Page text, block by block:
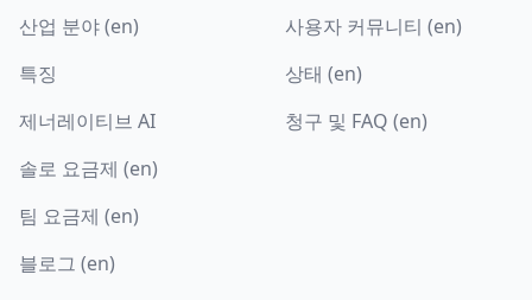
산업 분야 (en)
특징
제너레이티브 AI
솔로 요금제 (en)
팀 요금제 (en)
블로그 (en)
사용자 커뮤니티 (en)
상태 (en)
청구 및 FAQ (en)